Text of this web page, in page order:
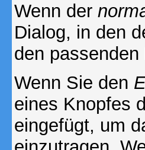
Wenn der
Dialog, in den
den
Wenn Sie den
eines Knopfes
eingefügt, um